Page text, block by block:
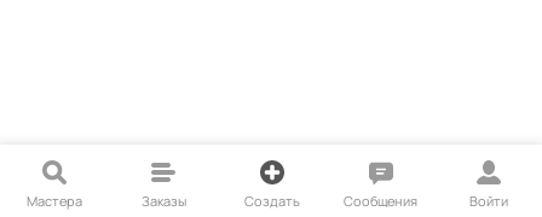
Мастера Заказы Создать Сообщения Войти